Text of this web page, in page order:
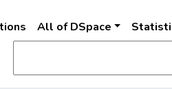
All of DSpace